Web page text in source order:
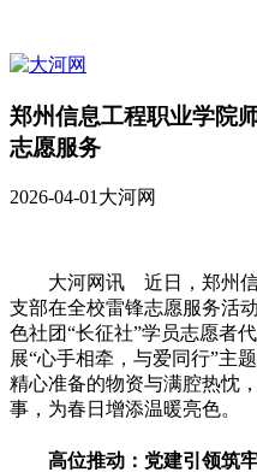
郑州信息工程职业学院
志愿服务
2026-04-01大河网
大河网讯 近日，郑州
支部在全校雷锋志愿服务活
色社团“长征社”学员志愿者
展“心手相牵，与爱同行”主
精心准备的物资与满腔热忱
事，为春日增添温暖亮色。
高位推动：党建引领筑